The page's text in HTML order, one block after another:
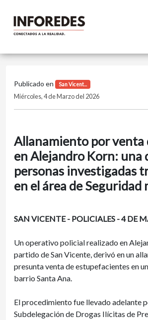
Publicado en San Vicent...
Miércoles, 4 de Marzo del 2026
Allanamiento por venta
en Alejandro Korn: una
personas investigadas
en el área de Seguridad
SAN VICENTE - POLICIALES - 4 DE
Un operativo policial realizado en
partido de San Vicente, derivó en un
presunta venta de estupefacientes en
barrio Santa Ana.
El procedimiento fue llevado adelante
Subdelegación de Drogas Ilícitas de